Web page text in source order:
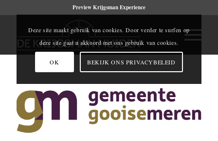
Preview Krijgsman Experience
Deze site maakt gebruik van cookies. Door verder te surfen op
deze site gaat u akkoord met ons gebruik van cookies.
OK BEKIJK ONS PRIVACYBELEID